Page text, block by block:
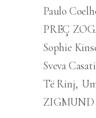
Paulo
PREÇ
Sophie
Sveva
Të Rinj
ZIGMUND